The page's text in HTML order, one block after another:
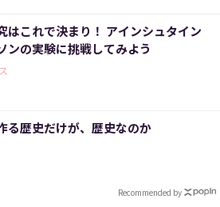
はこれで決まり！ アインシュタイン
ンの実験に挑戦してみよう
る歴史だけが、歴史なのか
Recommended by